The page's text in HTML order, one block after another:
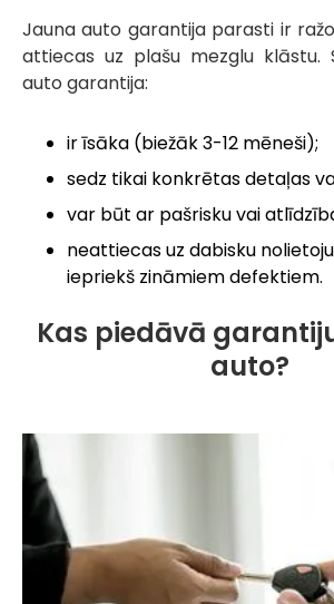
Jauna auto garantija parasti ir
attiecas uz plašu mezglu klāstu.
auto garantija:
ir īsāka (biežāk 3-12 mēneši);
sedz tikai konkrētas detaļas
var būt ar pašrisku vai
neattiecas uz dabisku
iepriekš zināmiem defektiem.
Kas piedāvā
auto?